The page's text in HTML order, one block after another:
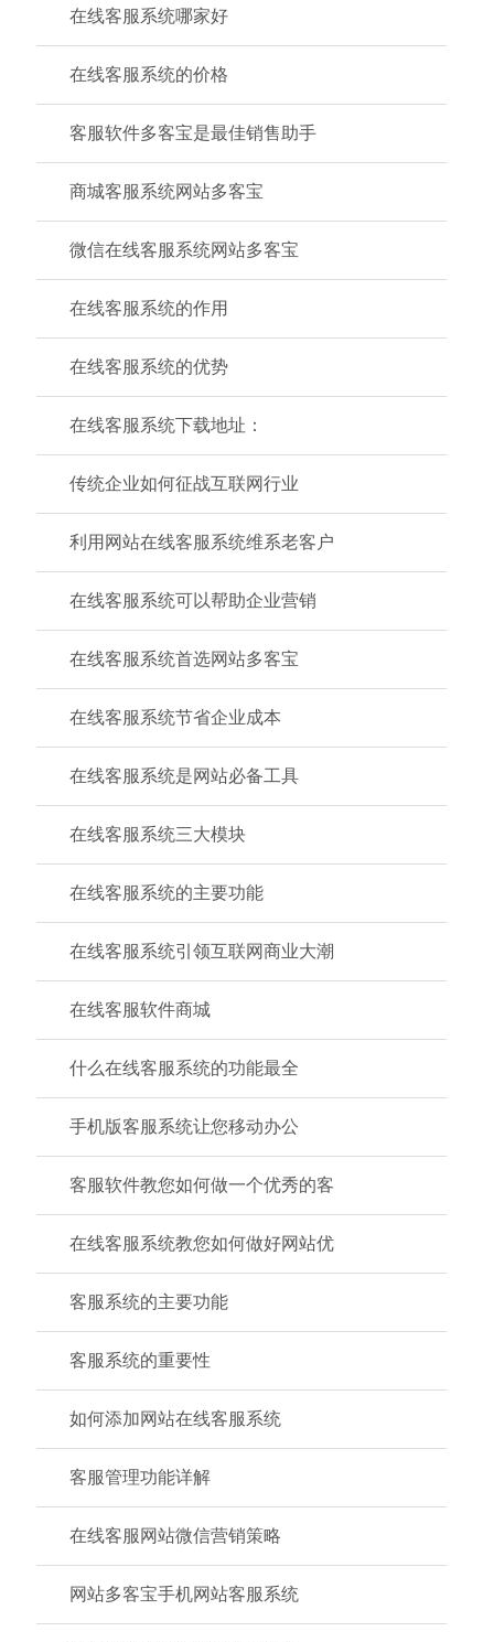
在线客服系统哪家好
在线客服系统的价格
客服软件多客宝是最佳销售助手
商城客服系统网站多客宝
微信在线客服系统网站多客宝
在线客服系统的作用
在线客服系统的优势
在线客服系统下载地址：
传统企业如何征战互联网行业
利用网站在线客服系统维系老客户
在线客服系统可以帮助企业营销
在线客服系统首选网站多客宝
在线客服系统节省企业成本
在线客服系统是网站必备工具
在线客服系统三大模块
在线客服系统的主要功能
在线客服系统引领互联网商业大潮
在线客服软件商城
什么在线客服系统的功能最全
手机版客服系统让您移动办公
客服软件教您如何做一个优秀的客
在线客服系统教您如何做好网站优
客服系统的主要功能
客服系统的重要性
如何添加网站在线客服系统
客服管理功能详解
在线客服网站微信营销策略
网站多客宝手机网站客服系统